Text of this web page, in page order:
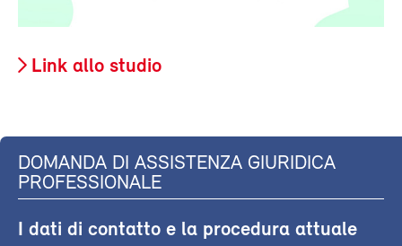
Link allo studio
DOMANDA DI ASSISTENZA GIURIDICA
PROFESSIONALE
I dati di contatto e la procedura attuale